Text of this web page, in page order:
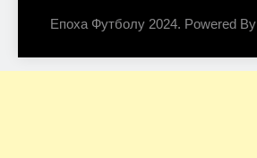
Епоха Футболу 2024. Powered By